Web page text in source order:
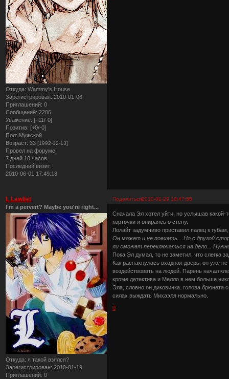
Откуда: Wammy's House
Зарегистрирован: 2010-01-06
Приглашений: 0
Сообщений: 2206
Уважение: [+11/-0]
Позитив: [+0/-0]
Пол: Мужской
Возраст: 33 [1992-12-13]
Провел на форуме:
7 дней 10 часов
Последний визит:
2010-06-01 17:49:18
Поделиться2010-01-29 18:47:55
L Lawliet
I'm a pervert? Maybe you're right...
Откуда: я такой взялся?
Зарегистрирован: 2010-01-19
Приглашений: 0
Сначала Эл хотел уйти, но услышав
корточки и опираясь о стену.
Лолайт задумчиво приставил палец к
Он может и не поехать... Но с другой
ли сможет переключаться на дело...
Пока Эл думал, то не заметил, что слегка
Как распахнулась входная дверь, он уже
воздействовать на людей. Парень начал
кроме детектива и Мелло в нем больше
Эла, словно он диковинка. голова брюнета
силах выждать Михаэля нормально.
0